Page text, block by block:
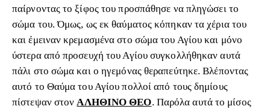
παίρνοντας το ξίφος του προσπάθησε να πληγώσει το
σώμα του. Όμως, ως εκ θαύματος κόπηκαν τα χέρια του
και έμειναν κρεμασμένα στο σώμα του Αγίου και μόνο
ύστερα από προσευχή του Αγίου συγκολλήθηκαν αυτά
πάλι στο σώμα και ο ηγεμόνας θεραπεύτηκε. Βλέποντας
αυτό το Θαύμα του Αγίου πολλοί από τους δημίους
πίστεψαν στονΑΛΗΘΙΝΟ ΘΕΟ. Παρόλα αυτά το μίσος